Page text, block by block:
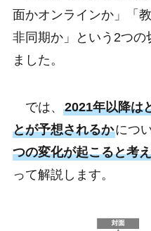
面かオンラインか」「
非同期か」という2つの
ました。
では、 2021年以降は
とが予想されるかにつ
つの変化が起こると考
って解説します。